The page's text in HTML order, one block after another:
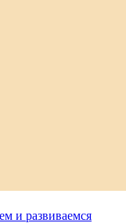
и развиваемся